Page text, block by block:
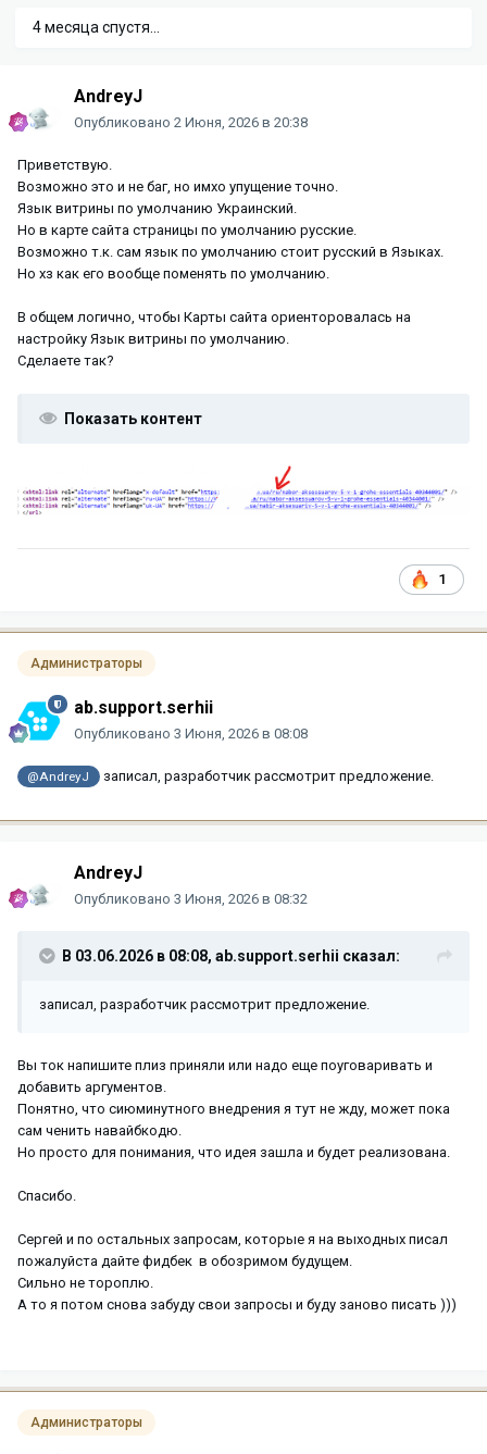
4 месяца спустя...
AndreyJ
Опубликовано 2 Июня, 2026 в 20:38
Приветствую.
Возможно это и не баг, но имхо упущение точно.
Язык витрины по умолчанию Украинский.
Но в карте сайта страницы по умолчанию русские.
Возможно т.к. сам язык по умолчанию стоит русский в Языках.
Но хз как его вообще поменять по умолчанию.
В общем логично, чтобы Карты сайта ориенторовалась на
настройку Язык витрины по умолчанию.
Сделаете так?
Показать контент
1
Администраторы
ab.support.serhii
Опубликовано 3 Июня, 2026 в 08:08
@AndreyJ записал, разработчик рассмотрит предложение.
AndreyJ
Опубликовано 3 Июня, 2026 в 08:32
В 03.06.2026 в 08:08, ab.support.serhii сказал:
записал, разработчик рассмотрит предложение.
Вы ток напишите плиз приняли или надо еще поуговаривать и
добавить аргументов.
Понятно, что сиюминутного внедрения я тут не жду, может пока
сам ченить навайбкодю.
Но просто для понимания, что идея зашла и будет реализована.
Спасибо.
Сергей и по остальных запросам, которые я на выходных писал
пожалуйста дайте фидбек в обозримом будущем.
Сильно не тороплю.
А то я потом снова забуду свои запросы и буду заново писать )))
Администраторы